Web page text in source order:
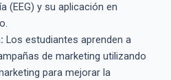
(EEG) y su aplicación en
Los estudiantes aprenden a
de marketing utilizando
para mejorar la